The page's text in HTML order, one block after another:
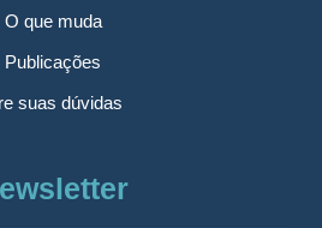
O que muda
Publicações
suas dúvidas